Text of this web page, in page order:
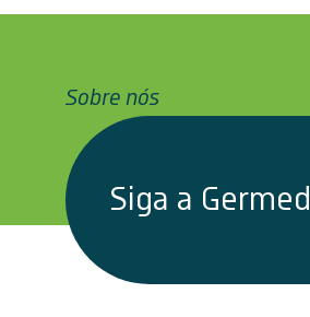
Sobre nós
Siga a Germed